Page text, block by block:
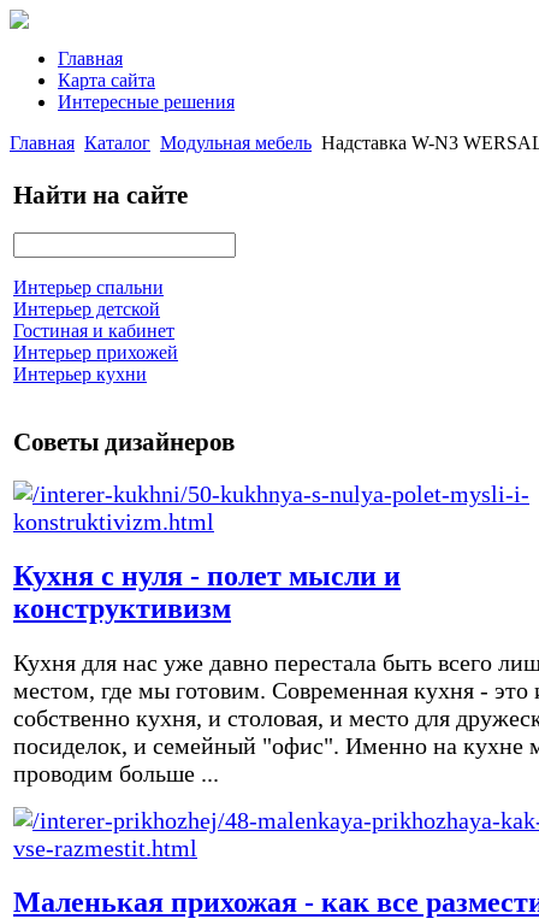
Главная
Карта сайта
Интересные решения
Главная Каталог Модульная мебель Надставка W-N3
Найти на сайте
Интерьер спальни
Интерьер детской
Гостиная и кабинет
Интерьер прихожей
Интерьер кухни
Советы дизайнеров
Кухня с нуля - полет мысли и
конструктивизм
Кухня для нас уже давно перестала быть всего
местом, где мы готовим. Современная кухня - это
собственно кухня, и столовая, и место для
посиделок, и семейный "офис". Именно на кухне
проводим больше ...
Маленькая прихожая - как все